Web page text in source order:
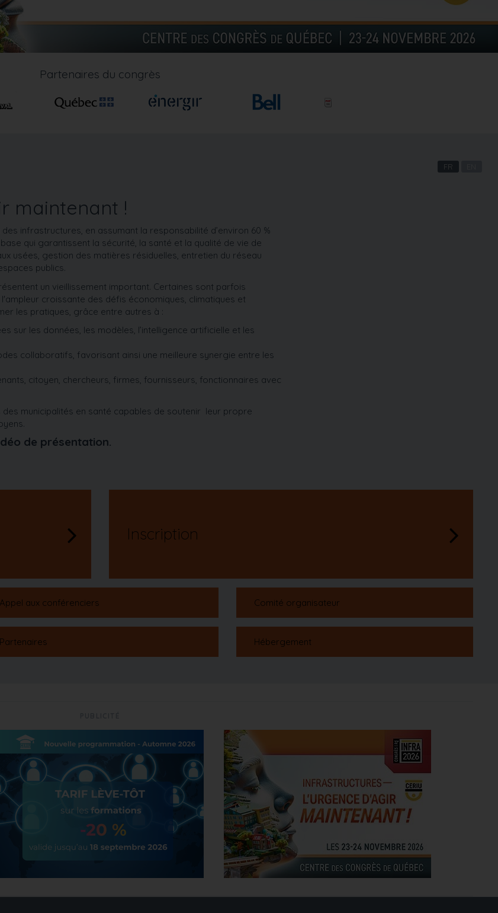
Partenaires du congrès
maintenant !
infrastructures, en assumant la responsabilité d’environ 60 %
qui garantissent la sécurité, la santé et la qualité de vie de
usées, gestion des matières résiduelles, entretien du réseau
publics.
un vieillissement important. Certaines sont parfois
croissante des défis économiques, climatiques et
les pratiques, grâce entre autres à :
sur les données, les modèles, l’intelligence artificielle et les
collaboratifs, favorisant ainsi une meilleure synergie entre les
citoyen, chercheurs, firmes, fournisseurs, fonctionnaires avec
municipalités en santé capables de soutenir leur propre
de présentation.
FR
Inscription
Appel aux conférenciers Comité organisateur
Partenaires Hébergement